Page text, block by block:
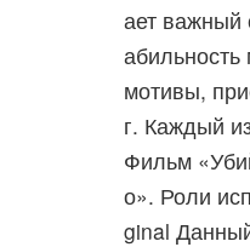
ает важный
мотивы,
г. Каждый
Фильм
о». Роли
ginal